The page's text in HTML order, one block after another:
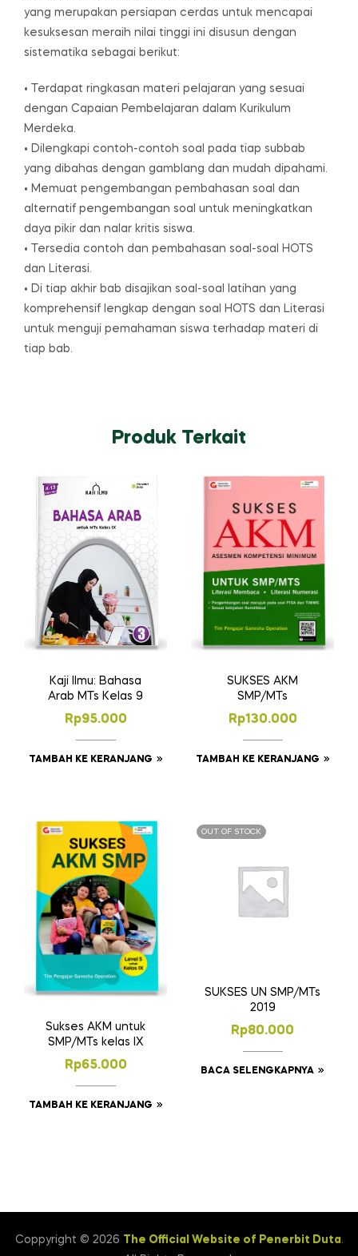
yang merupakan persiapan cerdas untuk mencapai
kesuksesan meraih nilai tinggi ini disusun dengan
sistematika sebagai berikut:
• Terdapat ringkasan materi pelajaran yang sesuai
dengan Capaian Pembelajaran dalam Kurikulum
Merdeka.
• Dilengkapi contoh-contoh soal pada tiap subbab
yang dibahas dengan gamblang dan mudah dipahami.
• Memuat pengembangan pembahasan soal dan
alternatif pengembangan soal untuk meningkatkan
daya pikir dan nalar kritis siswa.
• Tersedia contoh dan pembahasan soal-soal HOTS
dan Literasi.
• Di tiap akhir bab disajikan soal-soal latihan yang
komprehensif lengkap dengan soal HOTS dan Literasi
untuk menguji pemahaman siswa terhadap materi di
tiap bab.
Produk Terkait
Kaji Ilmu: Bahasa
Arab MTs Kelas 9
Rp95.000
TAMBAH KE KERANJANG
SUKSES AKM
SMP/MTs
Rp130.000
TAMBAH KE KERANJANG
Sukses AKM untuk
SMP/MTs kelas IX
Rp65.000
TAMBAH KE KERANJANG
OUT OF STOCK
SUKSES UN SMP/MTs
2019
Rp80.000
BACA SELENGKAPNYA
Coppyright © 2026 The Official Website of Penerbit Duta.